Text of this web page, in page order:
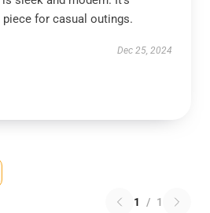
for casual outings.
Dec 25, 2024
1 / 1